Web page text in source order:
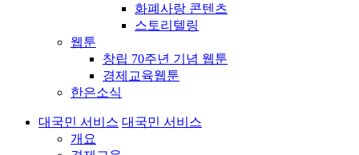
화폐사랑 콘텐츠
스토리텔링
웹툰
창립 70주년 기념 웹툰
경제교육웹툰
한은소식
대국민 서비스 대국민 서비스
개요